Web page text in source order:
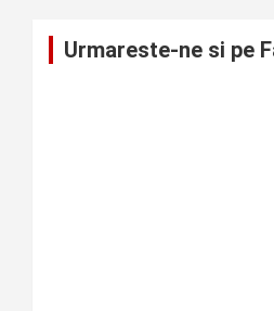
Urmareste-ne si pe